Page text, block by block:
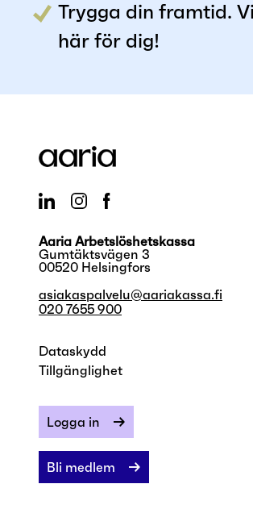
Trygga din framtid.
här för dig!
Aaria Arbetslöshetskassa
Gumtäktsvägen 3
00520 Helsingfors
asiakaspalvelu@aariakassa.fi
020 7655 900
Dataskydd
Tillgänglighet
Logga in
Bli medlem